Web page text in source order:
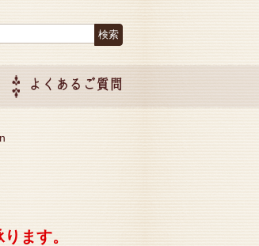
よくあるご質問
ます。